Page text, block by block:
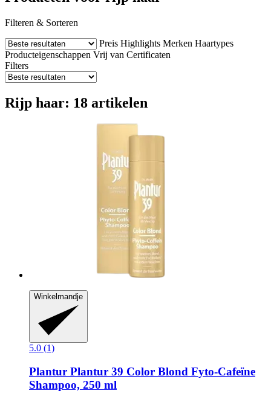
Filteren & Sorteren
Preis Highlights Merken Haartypes
Producteigenschappen Vrij van Certificaten
Filters
Rijp haar: 18 artikelen
Winkelmandje
5.0 (1)
Plantur Plantur 39 Color Blond Fyto-​Cafeïne
Shampoo, 250 ml